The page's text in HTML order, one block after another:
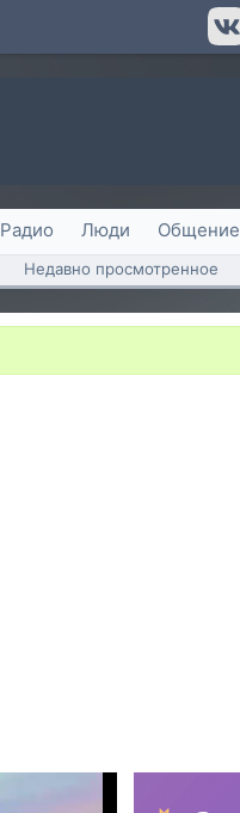
Радио Люди Общение
Недавно просмотренное